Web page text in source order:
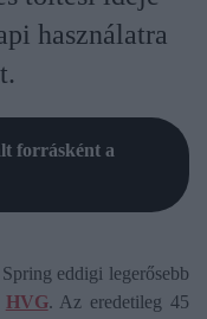
használatra
forrásként a
eddigi legerősebb
HVG. Az eredetileg 45